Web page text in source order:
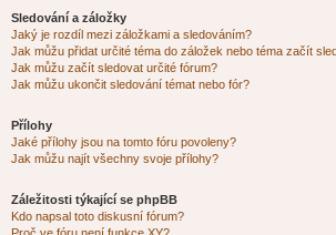
Sledování a záložky
Jaký je rozdíl mezi záložkami a sledováním?
Jak můžu přidat určité téma do záložek nebo téma začít
Jak můžu začít sledovat určité fórum?
Jak můžu ukončit sledování témat nebo fór?
Přílohy
Jaké přílohy jsou na tomto fóru povoleny?
Jak můžu najít všechny svoje přílohy?
Záležitosti týkající se phpBB
Kdo napsal toto diskusní fórum?